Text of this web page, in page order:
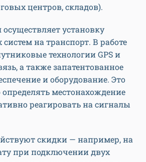
центров, складов).
установку
на транспорт. В работе
технологии GPS и
а также запатентованное
и оборудование. Это
определять местонахождение
реагировать на сигналы
скидки — например, на
при подключении двух